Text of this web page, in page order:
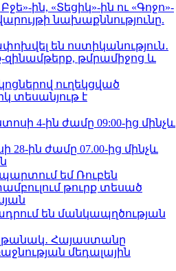
ին, «Տեցիկ»-ին ու «Գոջո»-
նախաքննությունը.
են ոստիկանություն․
զինամթերք, թմրամիջոց և
ուղեկցված
տեսանյութ է
4-ին ժամը 09:00-ից մինչև
28-ին ժամը 07.00-ից մինչև
եմ Ռուբեն
թուրք տեսած
են մանկապղծության
Հայաստանը
մեդալային